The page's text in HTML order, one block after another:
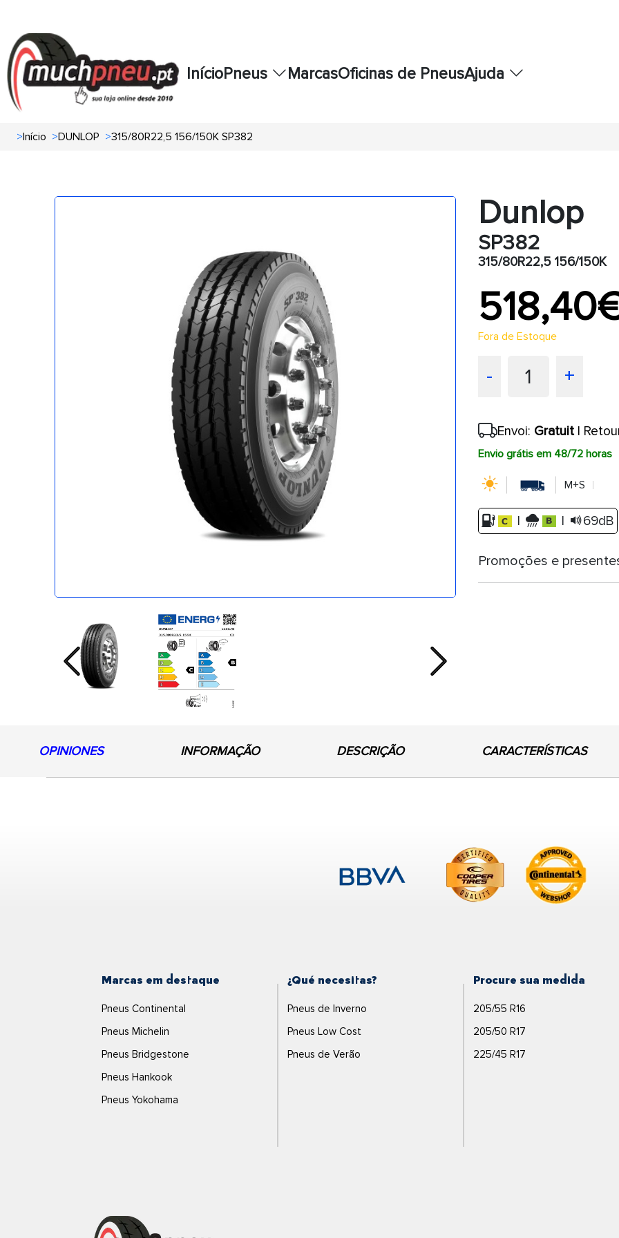
InícioPneus MarcasOficinas de PneusAjuda
>Início >DUNLOP >315/80R22,5 156/150K SP382
Previous Next
Dunlop
SP382
315/80R22,5 156/150K
Fora de Estoque
- 1 +
Envoi: Gratuit|
Envio grátis em 48/72 horas
M+S
| | 69dB
Promoções e
OPINIONES INFORMAÇÃO DESCRIÇÃO CARACTERÍSTICAS
Marcas em destaque
Pneus Continental
Pneus Michelin
Pneus Bridgestone
Pneus Hankook
Pneus Yokohama
¿Qué necesitas?
Pneus de Inverno
Pneus Low Cost
Pneus de Verão
Procure sua medida
205/55 R16
205/50 R17
225/45 R17